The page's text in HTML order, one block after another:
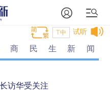
试听
T中
商民生新闻
访华受关注